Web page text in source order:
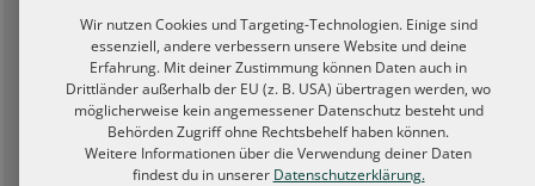
mit Wasser in ein Trinkglas füllen und ziehen
lassen. Den Shaker mit Eiswürfeln füllen,
GletscherEis, Holunderblüten Sirup und
Zitronensaft dazu geben. Kräftig schütteln und
auf 4 Shot-Gläser verteilen. Die Sojalecithin
Mischung mit einem Küchenmixer aufschäumen
Wir nutzen Cookies und Targeting-Technologien. Einige sind
essenziell, andere verbessern unsere Website und deine
Erfahrung. Mit deiner Zustimmung können Daten auch in
Drittländer außerhalb der EU (z. B. USA) übertragen werden, wo
möglicherweise kein angemessener Datenschutz besteht und
Behörden Zugriff ohne Rechtsbehelf haben können.
Weitere Informationen über die Verwendung deiner Daten
findest du in unserer Datenschutzerklärung.